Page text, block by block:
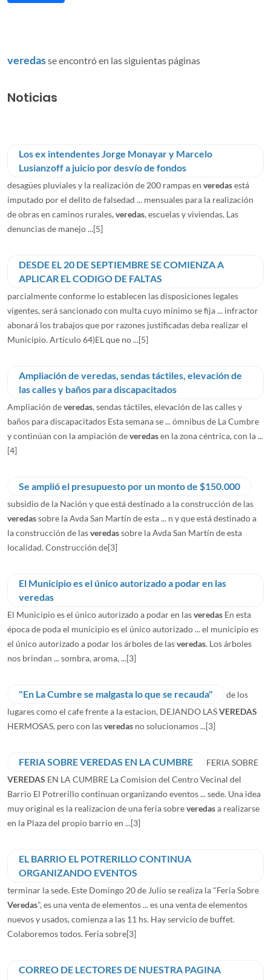
veredasse encontró en las siguientas páginas
Noticias
Los ex intendentes Jorge Monayar y Marcelo
Lusianzoff a juicio por desvío de fondos
desagües pluviales y la realización de 200 rampas en veredasestá
imputado por el delito de falsedad ... mensuales para la realización
de obras en caminos rurales,veredas, escuelas y viviendas. Las
denuncias de manejo ...[5]
DESDE EL 20 DE SEPTIEMBRE SE COMIENZA A
APLICAR EL CODIGO DE FALTAS
parcialmente conforme lo establecen las disposiciones legales
vigentes, será sancionado con multa cuyo mínimo se fija ... infractor
abonará los trabajos que por razones justificadas deba realizar el
Municipio. Artículo 64)EL que no ...[5]
Ampliación de veredas, sendas táctiles, elevación de
las calles y baños para discapacitados
Ampliación deveredas, sendas táctiles, elevación de las calles y
baños para discapacitados Esta semana se ... ómnibus de La Cumbre
y continúan con la ampiación deveredasen la zona céntrica, con la ...
[4]
Se amplió el presupuesto por un monto de $150.000
subsidio de la Nación y que está destinado a la construcción de las
veredassobre la Avda San Martín de esta ... n y que está destinado a
la construcción de lasveredassobre la Avda San Martín de esta
localidad. Construcción de[3]
El Municipio es el único autorizado a podar en las
veredas
El Municipio es el único autorizado a podar en lasveredas En esta
época de poda el municipio es el único autorizado ... el municipio es
el único autorizado a podar los árboles de lasveredas. Los árboles
nos brindan ... sombra, aroma, ...[3]
"En La Cumbre se malgasta lo que se recauda"
de los
lugares como el cafe frente a la estacion, DEJANDO LASVEREDAS
HERMOSAS, pero con lasveredas no solucionamos ...[3]
FERIA SOBRE VEREDAS EN LA CUMBRE
FERIA SOBRE
VEREDAS EN LA CUMBRE La Comision del Centro Vecinal del
Barrio El Potrerillo continuan organizando eventos ... sede. Una idea
muy original es la realizacion de una feria sobreveredasa realizarse
en la Plaza del propio barrio en ...[3]
EL BARRIO EL POTRERILLO CONTINUA
ORGANIZANDO EVENTOS
terminar la sede. Este Domingo 20 de Julio se realiza la "Feria Sobre
Veredas", es una venta de elementos ... es una venta de elementos
nuevos y usados, comienza a las 11 hs. Hay servicio de buffet.
Colaboremos todos. Feria sobre[3]
CORREO DE LECTORES DE NUESTRA PAGINA